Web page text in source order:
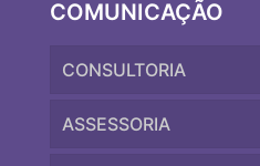
COMUNICAÇÃO
CONSULTORIA
ASSESSORIA